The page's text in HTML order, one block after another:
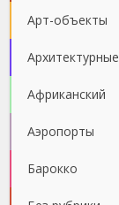
Арт-объекты
Африканский
Аэропорты
Барокко